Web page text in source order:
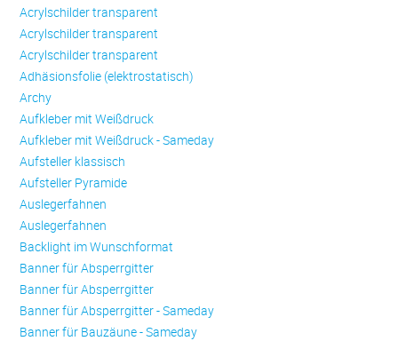
Acrylschilder transparent
Acrylschilder transparent
Acrylschilder transparent
Adhäsionsfolie (elektrostatisch)
Archy
Aufkleber mit Weißdruck
Aufkleber mit Weißdruck - Sameday
Aufsteller klassisch
Aufsteller Pyramide
Auslegerfahnen
Auslegerfahnen
Backlight im Wunschformat
Banner für Absperrgitter
Banner für Absperrgitter
Banner für Absperrgitter - Sameday
Banner für Bauzäune - Sameday